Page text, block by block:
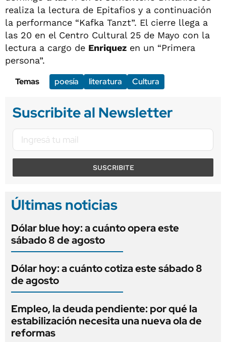
realiza la lectura de Epitafios y a continuación
la performance “Kafka Tanzt”. El cierre llega a
las 20 en el Centro Cultural 25 de Mayo con la
lectura a cargo de Enriquez en un “Primera
persona”.
Temas
poesía literatura Cultura
Suscribite al Newsletter
SUSCRIBITE
Últimas noticias
Dólar blue hoy: a cuánto opera este
sábado 8 de agosto
Dólar hoy: a cuánto cotiza este sábado 8
de agosto
Empleo, la deuda pendiente: por qué la
estabilización necesita una nueva ola de
reformas